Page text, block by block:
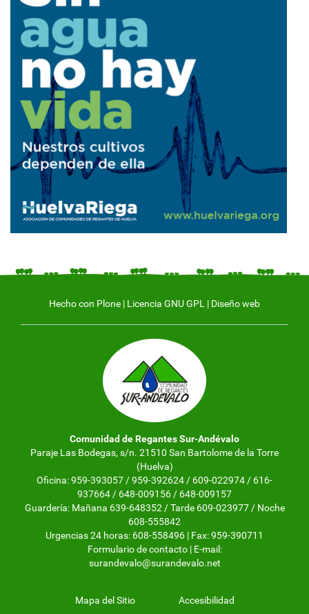
Hecho con Plone | Licencia GNU GPL | Diseño web
Comunidad de Regantes Sur-Andévalo
Paraje Las Bodegas, s/n. 21510 San Bartolome de la Torre
(Huelva)
Oficina: 959-393057 / 959-392624 / 609-022974 / 616-
937664 / 648-009156 / 648-009157
Guardería: Mañana 639-648352 / Tarde 609-023977 / Noche
608-555842
Urgencias 24 horas: 608-558496 | Fax: 959-390711
Formulario de contacto| E-mail:
surandevalo@surandevalo.net
Mapa del Sitio Accesibilidad